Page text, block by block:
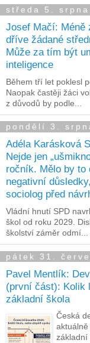
středa 5. srpna
Josef Mačí: Méně
dříve žádané
Může za tím být
inteligence
Během tří let poklesl
Naopak častěji žáci
z důvodů by podle...
pondělí 3.
Adéla Karásková
Nejde jen
ročník. Mělo by to
negativní
sociolog před
Vládní hnutí SPD
škol od roku 2029.
školství záměr odmí...
pátek 31.
Pavel Mentlík:
(první část): Kolik
základní škola
Česká
základní